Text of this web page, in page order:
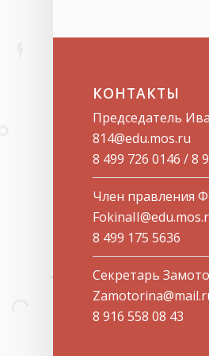
КОНТАКТЫ
Председатель
814@edu.mos.ru​
8 499 726 0146 / 8
Член правления
8 499 175 5636
Секретарь
8 916 558 08 43